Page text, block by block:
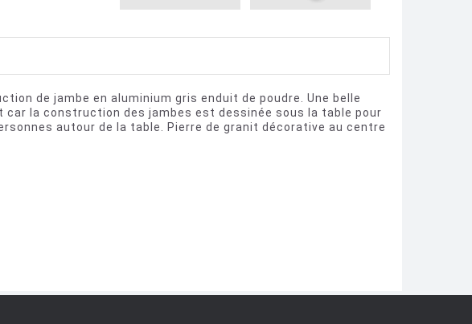
de jambe en aluminium gris enduit de poudre. Une belle
la construction des jambes est dessinée sous la table pour
autour de la table. Pierre de granit décorative au centre